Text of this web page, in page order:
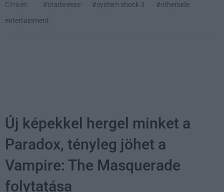
Címkék: #starbreeze #system shock 3
#otherside
entertainment
Új képekkel hergel minket a
Paradox, tényleg jöhet a
Vampire: The Masquerade
folytatása